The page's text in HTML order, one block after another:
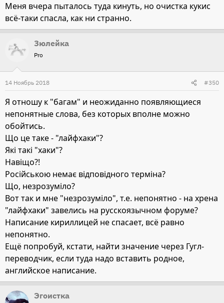
Меня вчера пыталось туда кинуть, но очистка кукис
всё-таки спасла, как ни странно.
Зюлейка
Pro
14 Ноябрь 2018 #350
Я отношу к "багам" и неожиданно появляющиеся
непонятные слова, без которых вполне можно
обойтись.
Що це таке - "лайфхаки"?
Які такі "хаки"?
Навіщо?!
Російською немає відповідного терміна?
Що, незрозуміло?
Вот так и мне "незрозуміло", т.е. непонятно - на хрена
"лайфхаки" завелись на русскоязычном форуме?
Написание кириллицей не спасает, всё равно
непонятно.
Ещё попробуй, кстати, найти значение через Гугл-
переводчик, если туда надо вставить родное,
английское написание.
Эгоистка